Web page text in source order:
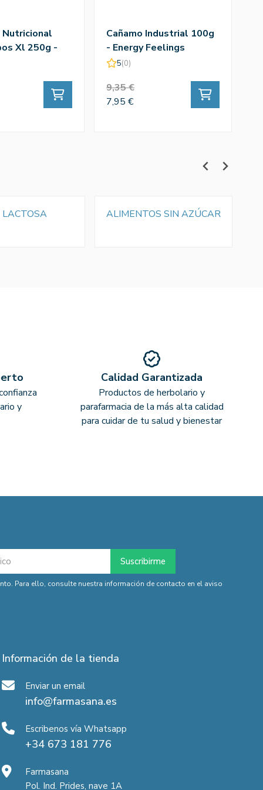
Nutricional
Xl 250g -
Cañamo Industrial 100g
- Energy Feelings
5(0)
9,35 €
7,95 €
LACTOSA ALIMENTOS SIN AZÚCAR
y
Calidad Garantizada
Productos de herbolario y
parafarmacia de la más alta calidad
para cuidar de tu salud y bienestar
Para ello, consulte nuestra información de contacto en el aviso
Información de la tienda
Enviar un email
info@farmasana.es
Escribenos vía Whatsapp
+34 673 181 776
Farmasana
Pol. Ind. Prides, nave 1A